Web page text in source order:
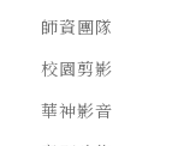
師資團隊
校園剪影
華神影音